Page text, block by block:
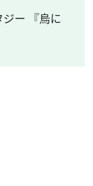
ー 『烏に